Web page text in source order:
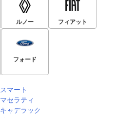
ルノー フィアット
フォード
スマート
マセラティ
キャデラック